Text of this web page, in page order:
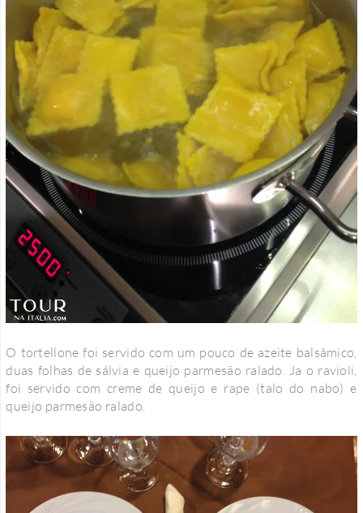
O tortellone foi servido com um pouco de azeite balsâmico,
duas folhas de sálvia e queijo parmesão ralado. Ja o ravioli,
foi servido com creme de queijo e rape (talo do nabo) e
queijo parmesão ralado.